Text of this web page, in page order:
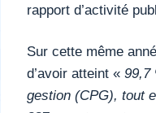
rapport d’activité
Sur cette même
d’avoir atteint « 99,7
gestion (CPG), tout